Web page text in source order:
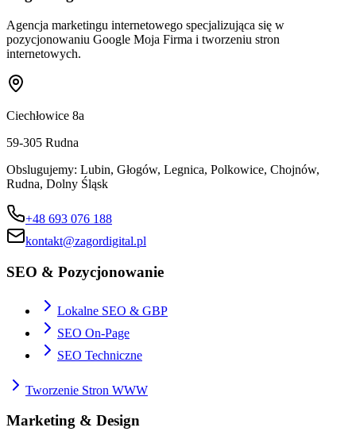
Agencja marketingu internetowego specjalizująca się w
pozycjonowaniu Google Moja Firma i tworzeniu stron
internetowych.
Ciechłowice 8a
59-305 Rudna
Obslugujemy: Lubin, Głogów, Legnica, Polkowice, Chojnów,
Rudna, Dolny Śląsk
+48 693 076 188
kontakt@zagordigital.pl
SEO & Pozycjonowanie
Lokalne SEO & GBP
SEO On-Page
SEO Techniczne
Tworzenie Stron WWW
Marketing & Design